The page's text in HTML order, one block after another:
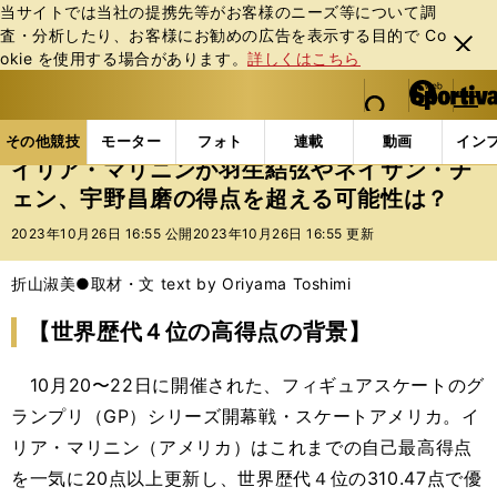
当サイトでは当社の提携先等がお客様のニーズ等について調
査・分析したり、お客様にお勧めの広告を表⽰する⽬的で Co
okie を使⽤する場合があります。詳しくはこちら
閉じ
る
web Sportiva (webスポルティーバ)
検索
マイペ
ー
ジ
メニュ
その他競技 モーター フォト 連載 動画 イン
ス
ポ
ル
バ
その他競技の記事一覧 フィギュア イリア・マリニ
イリア・マリニンが羽生結弦やネイサン・チ
ェン、宇野昌磨の得点を超える可能性は？
2023年10月26日 16:55 公開 2023年10月26日 16:55 更新
折山淑美●取材・文 text by Oriyama Toshimi
【世界歴代４位の高得点の背景】
10月20〜22日に開催された、フィギュアスケートのグ
ランプリ（GP）シリーズ開幕戦・スケートアメリカ。イ
リア・マリニン（アメリカ）はこれまでの自己最高得点
を一気に20点以上更新し、世界歴代４位の310.47点で優